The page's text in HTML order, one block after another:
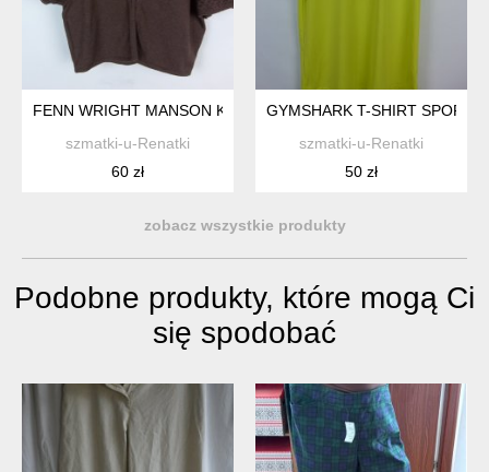
FENN WRIGHT MANSON KRÓTKI SWETEREK Z ANGORĄ
szmatki-u-Renatki
60 zł
GYMSHARK T-SHIRT
szmatki-u-Renatki
50 zł
zobacz wszystkie produkty
Podobne produkty, które mogą Ci
się spodobać